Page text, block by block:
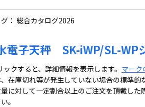
： 総合カタログ2026
電子天秤 SK-iWP/SL-WP
クすると、詳細情報を表示します。 マーク
在庫切れ等が発生していない場合の標準的
に対して一定割合以上のご注文を頂戴し
。